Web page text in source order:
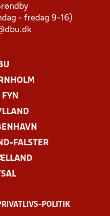
- fredag 9-16)
FYN
FALSTER
POLITIK